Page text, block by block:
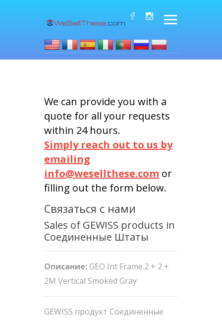
We can provide you with a
quote for all your requests
within 24 hours.
Simply reach out to us by
emailing
info@wesellthese.com or
filling out the form below.
Связаться с нами
Sales of GEWISS products in
Соединенные Штаты
Описание: GEO Int Frame.2 + 2 +
2M Vertical Smoked Gray
GEWISS продукт Соединенные